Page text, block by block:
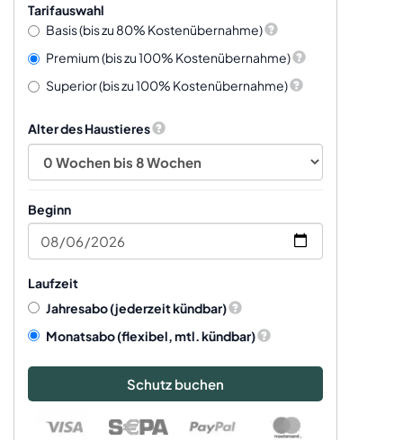
Tarifauswahl
Basis (bis zu 80% Kostenübernahme)
Premium (bis zu 100% Kostenübernahme)
Superior (bis zu 100% Kostenübernahme)
Alter des Haustieres
Beginn
Laufzeit
Jahresabo(jederzeit kündbar)
Monatsabo(flexibel, mtl. kündbar)
Schutz buchen